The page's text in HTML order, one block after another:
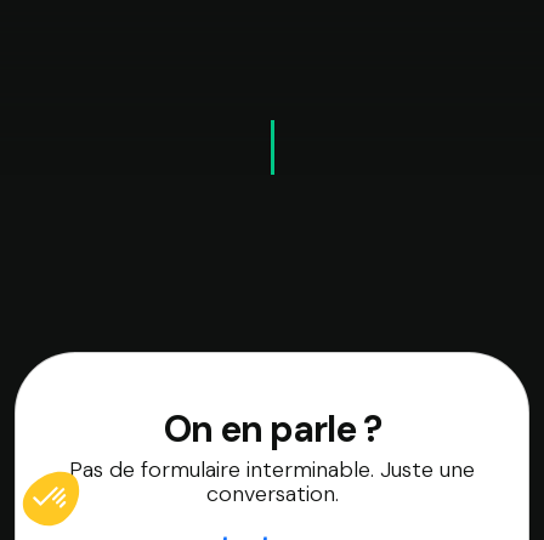
On en parle ?
Pas de formulaire interminable. Juste une
conversation.